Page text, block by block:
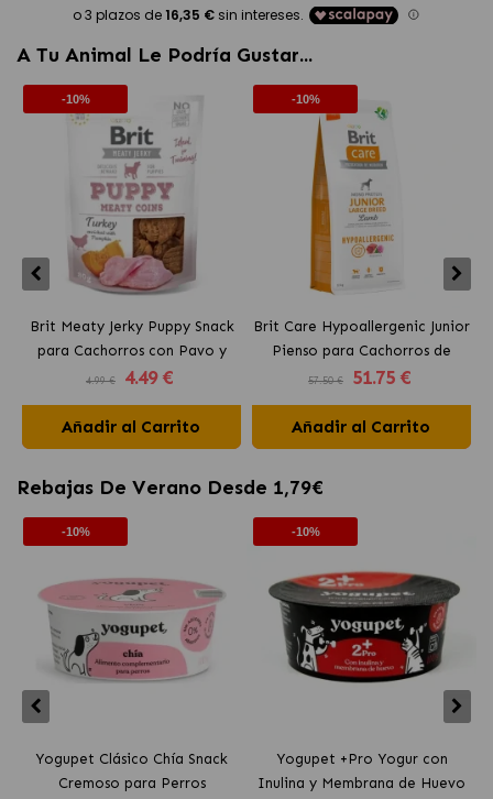
A Tu Animal Le Podría Gustar...
-10%
Brit Meaty Jerky Puppy Snack
para Cachorros con Pavo y
Calabaza
4.99 € 4.49 €
Añadir al Carrito
-10%
Brit Care Hypoallergenic Junior
Pienso para Cachorros de
Razas Grandes con Cordero
57.50 € 51.75 €
Añadir al Carrito
Rebajas De Verano Desde 1,79€
-10%
Yogupet Clásico Chía Snack
Cremoso para Perros
-10%
Yogupet +Pro Yogur con
Inulina y Membrana de Huevo